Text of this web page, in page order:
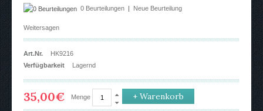
0 Beurteilungen | Neue Beurteilung
Weitersagen
Art.Nr.
HK9216
Verfügbarkeit
Lagernd
35,00€ Menge